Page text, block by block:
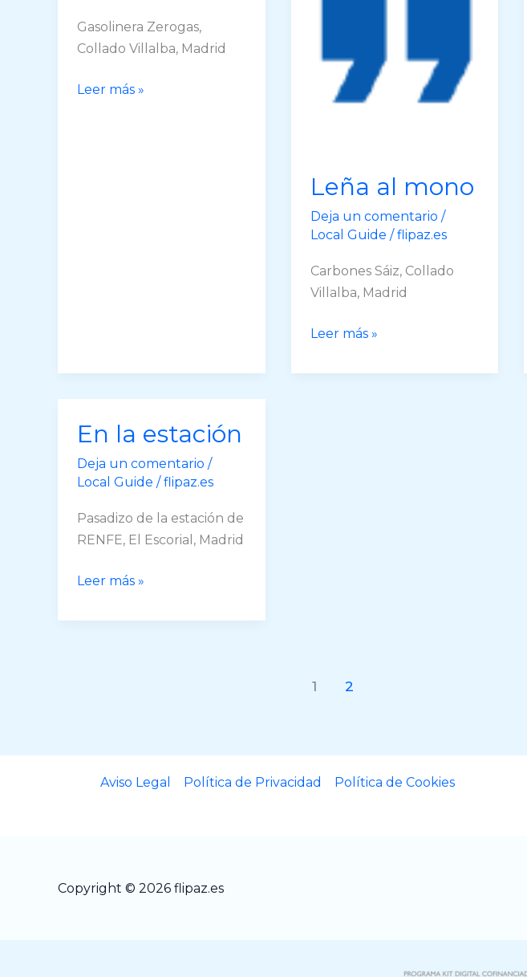
Gasolinera Zerogas,
Collado Villalba, Madrid
Falsas
Leer más »
Leña al mono
Deja un comentario /
Local Guide /flipaz.es
Carbones Sáiz, Collado
Villalba, Madrid
Leña
mono
Leer más »
En la estación
Deja un comentario /
Local Guide /flipaz.es
Pasadizo de la estación de
RENFE, El Escorial, Madrid
En
estación
Leer más »
1 2
Aviso Legal Política de Privacidad Política de Cookies
Copyright © 2026 flipaz.es